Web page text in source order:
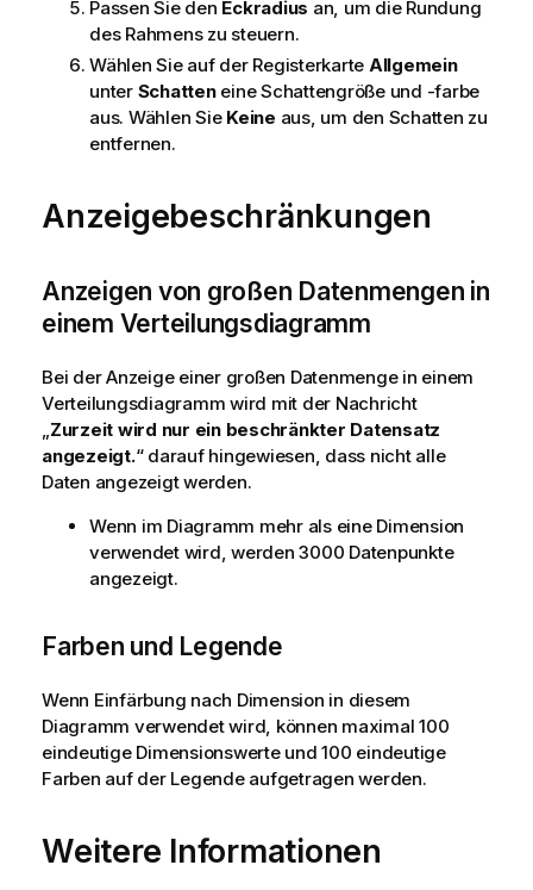
Passen Sie den Eckradius an, um die Rundung
des Rahmens zu steuern.
Wählen Sie auf der Registerkarte Allgemein
unter Schatteneine Schattengröße und -farbe
aus. Wählen Sie Keine aus, um den Schatten zu
entfernen.
Anzeigebeschränkungen
Anzeigen von großen Datenmengen in
einem Verteilungsdiagramm
Bei der Anzeige einer großen Datenmenge in einem
Verteilungsdiagramm wird mit der Nachricht
„Zurzeit wird nur ein beschränkter Datensatz
angezeigt.“ darauf hingewiesen, dass nicht alle
Daten angezeigt werden.
Wenn im Diagramm mehr als eine Dimension
verwendet wird, werden 3000 Datenpunkte
angezeigt.
Farben und Legende
Wenn Einfärbung nach Dimension in diesem
Diagramm verwendet wird, können maximal 100
eindeutige Dimensionswerte und 100 eindeutige
Farben auf der Legende aufgetragen werden.
Weitere Informationen